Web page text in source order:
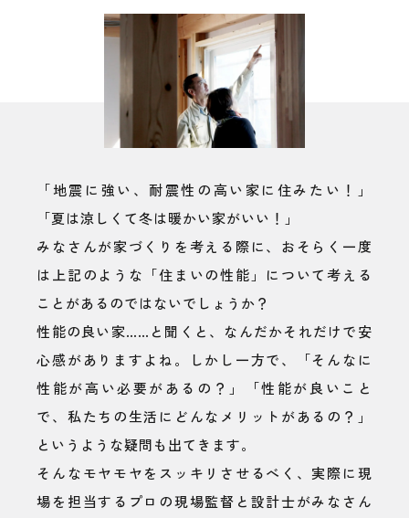
「地震に強い、耐震性の高い家に住みたい！」
「夏は涼しくて冬は暖かい家がいい！」
みなさんが家づくりを考える際に、おそらく一度
は上記のような「住まいの性能」について考える
ことがあるのではないでしょうか？
性能の良い家……と聞くと、なんだかそれだけで安
心感がありますよね。しかし一方で、「そんなに
性能が高い必要があるの？」「性能が良いこと
で、私たちの生活にどんなメリットがあるの？」
というような疑問も出てきます。
そんなモヤモヤをスッキリさせるべく、実際に現
場を担当するプロの現場監督と設計士がみなさん